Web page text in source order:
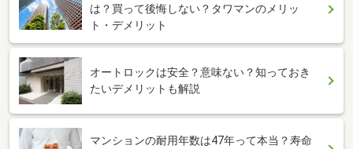
は？買って後悔しない？タワマンのメリッ
ト・デメリット
オートロックは安全？意味ない？知っておき
たいデメリットも解説
マンションの耐用年数は47年って本当？寿命